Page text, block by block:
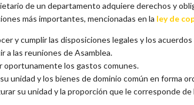
de un departamento adquiere derechos y
más importantes, mencionadas en la ley de
y cumplir las disposiciones legales y los acuerdos
a las reuniones de Asamblea.
oportunamente los gastos comunes.
unidad y los bienes de dominio común en forma
su unidad y la proporción que le corresponde